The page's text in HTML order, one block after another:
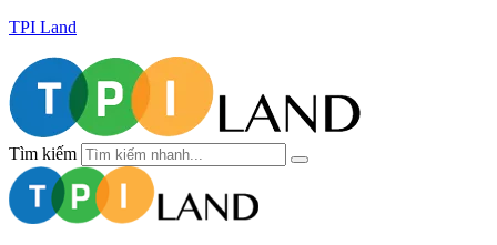
TPI Land
Tìm kiếm